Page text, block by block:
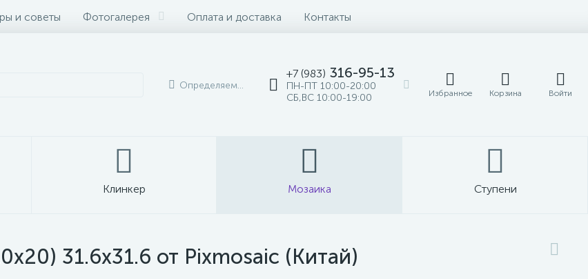
и советы Фотогалерея Оплата и доставка Контакты
Определяем...
+7 (983) 316-95-13
ПН-ПТ 10:00-20:00
СБ,ВС 10:00-19:00
Избранное Корзина Войти
Клинкер Мозаика Ступени
31.6x31.6 от Pixmosaic (Китай)